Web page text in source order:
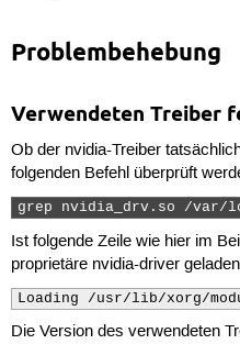
Problembehebung
Verwendeten Treiber
Ob der nvidia-Treiber
folgenden Befehl überprüft
grep nvidia_drv.so /var/
Ist folgende Zeile wie hier im
proprietäre nvidia-driver
Loading /usr/lib/xorg/
Die Version des verwendeten